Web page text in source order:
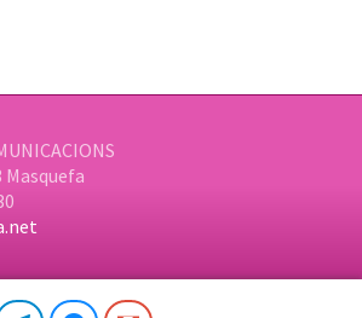
Masquefa